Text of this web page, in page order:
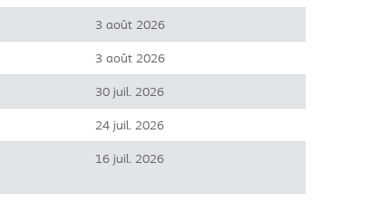
3 août 2026
3 août 2026
30 juil. 2026
24 juil. 2026
16 juil. 2026